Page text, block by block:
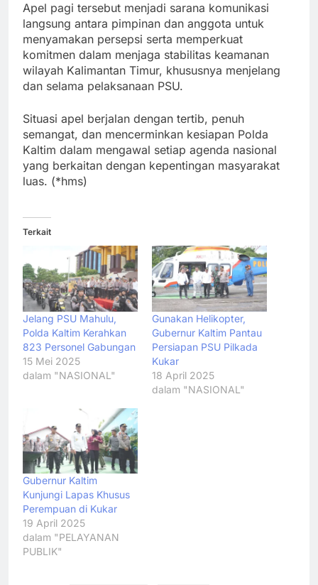
Apel pagi tersebut menjadi sarana komunikasi
langsung antara pimpinan dan anggota untuk
menyamakan persepsi serta memperkuat
komitmen dalam menjaga stabilitas keamanan
wilayah Kalimantan Timur, khususnya menjelang
dan selama pelaksanaan PSU.
Situasi apel berjalan dengan tertib, penuh
semangat, dan mencerminkan kesiapan Polda
Kaltim dalam mengawal setiap agenda nasional
yang berkaitan dengan kepentingan masyarakat
luas. (*hms)
Terkait
Jelang PSU Mahulu,
Polda Kaltim Kerahkan
823 Personel Gabungan
15 Mei 2025
dalam "NASIONAL"
Gunakan Helikopter,
Gubernur Kaltim Pantau
Persiapan PSU Pilkada
Kukar
18 April 2025
dalam "NASIONAL"
Gubernur Kaltim
Kunjungi Lapas Khusus
Perempuan di Kukar
19 April 2025
dalam "PELAYANAN
PUBLIK"